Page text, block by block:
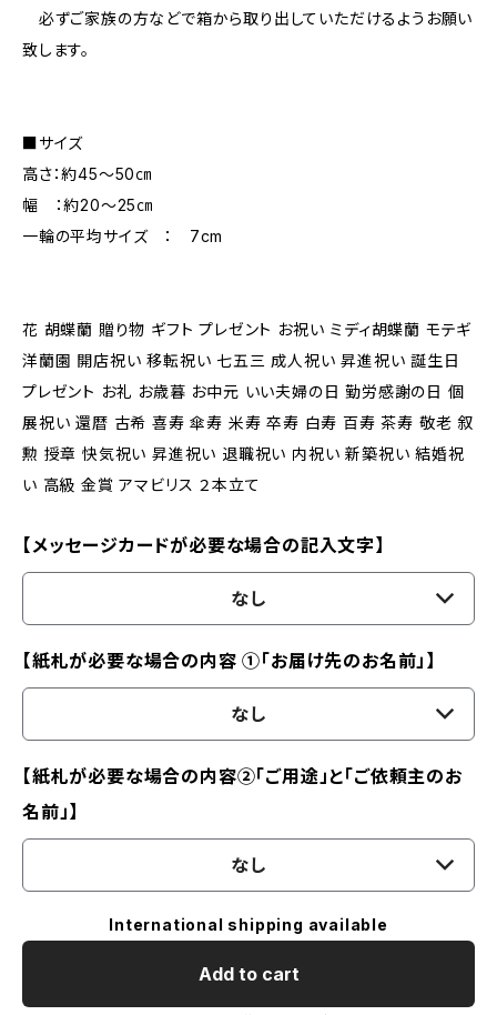
必ずご家族の方などで箱から取り出していただけるようお願い
致します。
■サイズ
高さ：約45～50㎝
幅 ：約20～25㎝
一輪の平均サイズ ： 7cm
花 胡蝶蘭 贈り物 ギフト プレゼント お祝い ミディ胡蝶蘭 モテギ
洋蘭園 開店祝い 移転祝い 七五三 成人祝い 昇進祝い 誕生日
プレゼント お礼 お歳暮 お中元 いい夫婦の日 勤労感謝の日 個
展祝い 還暦 古希 喜寿 傘寿 米寿 卒寿 白寿 百寿 茶寿 敬老 叙
勲 授章 快気祝い 昇進祝い 退職祝い 内祝い 新築祝い 結婚祝
い 高級 金賞 アマビリス ２本立て
【メッセージカードが必要な場合の記入文字】
なし
【紙札が必要な場合の内容 ①「お届け先のお名前」】
なし
【紙札が必要な場合の内容②「ご用途」と「ご依頼主のお
名前」】
なし
International shipping available
Add to cart